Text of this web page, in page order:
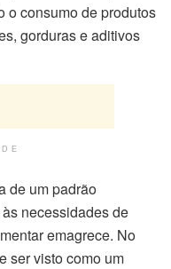
o consumo de produtos
gorduras e aditivos
de um padrão
necessidades de
emagrece. No
ser visto como um